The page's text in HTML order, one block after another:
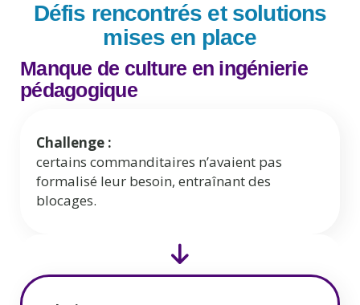
Défis rencontrés et solutions
mises en place
Manque de culture en ingénierie
pédagogique
Challenge :
certains commanditaires n’avaient pas
formalisé leur besoin, entraînant des
blocages.